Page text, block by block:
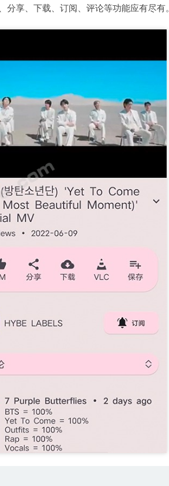
享、下载、订阅、评论等功能应有尽有。